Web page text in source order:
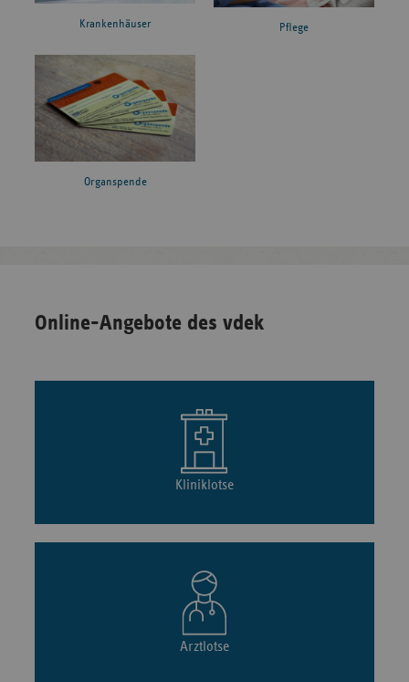
Krankenhäuser Pflege
Organspende
Online-Angebote des vdek
Kliniklotse
Arztlotse